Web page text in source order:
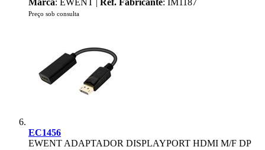
Marca: EWENT | Ref. Fabricante: IM1187
Preço sob consulta
EC1456
EWENT ADAPTADOR DISPLAYPORT HDMI M/F DP